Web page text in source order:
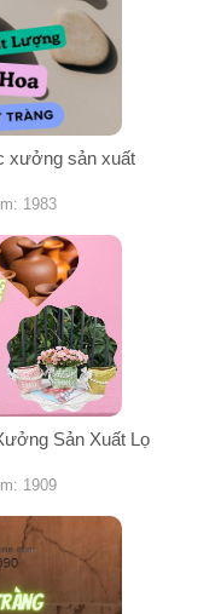
xưởng sản xuất
1983
Sản Xuất Lọ
1909